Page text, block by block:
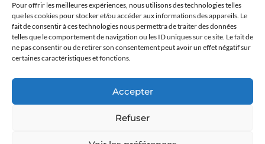
Pour offrir les meilleures expériences, nous utilisons des technologies telles
que les cookies pour stocker et/ou accéder aux informations des appareils. Le
fait de consentir à ces technologies nous permettra de traiter des données
telles que le comportement de navigation ou les ID uniques sur ce site. Le fait de
ne pas consentir ou de retirer son consentement peut avoir un effet négatif sur
certaines caractéristiques et fonctions.
Accepter
Refuser
Tel : 02 40 20 00 60
En savoir plus